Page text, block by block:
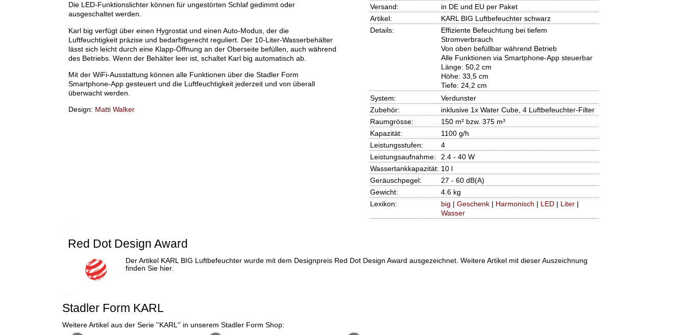
Die LED-Funktionslichter können für ungestörten Schlaf gedimmt oder
ausgeschaltet werden.
Karl big verfügt über einen Hygrostat und einen Auto-Modus, der die
Luftfeuchtigkeit präzise und bedarfsgerecht reguliert. Der 10-Liter-Wasserbehälter
lässt sich leicht durch eine Klapp-Öffnung an der Oberseite befüllen, auch während
des Betriebs. Wenn der Behälter leer ist, schaltet Karl big automatisch ab.
Mit der WiFi-Ausstattung können alle Funktionen über die Stadler Form
Smartphone-App gesteuert und die Luftfeuchtigkeit jederzeit und von überall
überwacht werden.
Design: Matti Walker
Versand:
in DE und EU per Paket
Artikel:
KARL BIG Luftbefeuchter schwarz
Details:
Effiziente Befeuchtung bei tiefem
Stromverbrauch
Von oben befüllbar während Betrieb
Alle Funktionen via Smartphone-App steuerbar
Länge: 50,2 cm
Höhe: 33,5 cm
Tiefe: 24,2 cm
System:
Verdunster
Zubehör:
inklusive 1x Water Cube, 4 Luftbefeuchter-Filter
Raumgrösse:
150 m² bzw. 375 m³
Kapazität:
1100 g/h
Leistungsstufen:
4
Leistungsaufnahme:
2.4 - 40 W
Wassertankkapazität: 10 l
Geräuschpegel:
27 - 60 dB(A)
Gewicht:
4.6 kg
Lexikon:
big | Geschenk| Harmonisch | LED| Liter|
Wasser
Red Dot Design Award
Der Artikel KARL BIG Luftbefeuchterwurde mit dem Designpreis Red Dot Design Award ausgezeichnet. Weitere Artikel mit dieser Auszeichnung
finden Sie hier.
Stadler Form KARL
Weitere Artikel aus der Serie ''KARL'' in unserem Stadler Form Shop: